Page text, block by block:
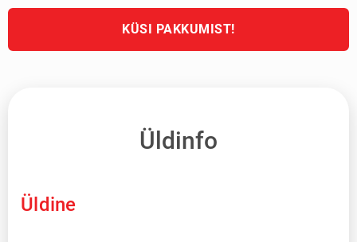
KÜSI PAKKUMIST!
Üldinfo
Üldine